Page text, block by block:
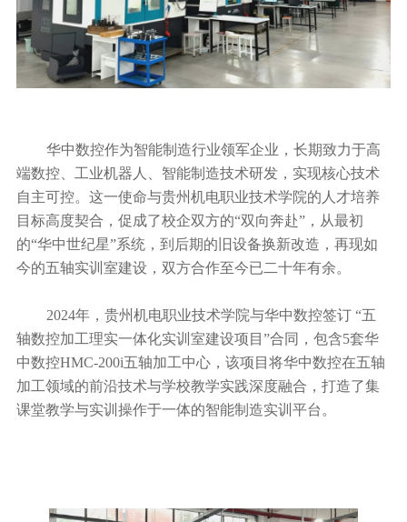
华中数控作为智能制造行业领军企业，长期致力于高
端数控、工业机器人、智能制造技术研发，实现核心技术
自主可控。这一使命与贵州机电职业技术学院的人才培养
目标高度契合，促成了校企双方的“双向奔赴”，从最初
的“华中世纪星”系统，到后期的旧设备换新改造，再现如
今的五轴实训室建设，双方合作至今已二十年有余。
2024年，贵州机电职业技术学院与华中数控签订 “五
轴数控加工理实一体化实训室建设项目”合同，包含5套华
中数控HMC-200i五轴加工中心，该项目将华中数控在五轴
加工领域的前沿技术与学校教学实践深度融合，打造了集
课堂教学与实训操作于一体的智能制造实训平台。